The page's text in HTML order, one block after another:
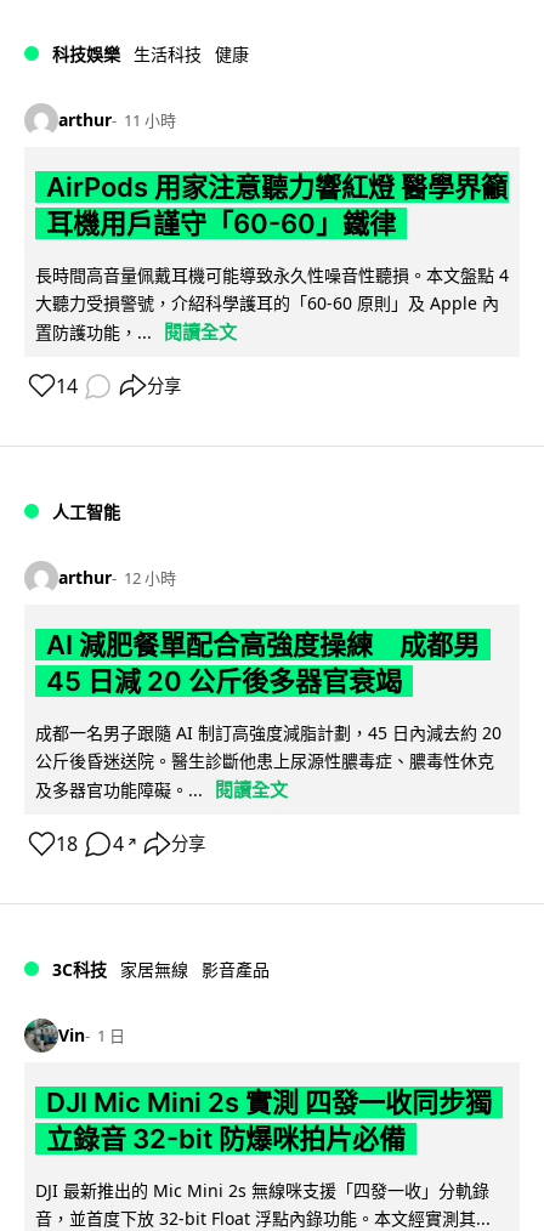
科技娛樂 生活科技 健康
arthur 11 小時
AirPods 用家注意聽力響紅燈 醫學界籲
耳機用戶謹守「60-60」鐵律
長時間高音量佩戴耳機可能導致永久性噪音性聽損。本文盤點 4
大聽力受損警號，介紹科學護耳的「60-60 原則」及 Apple 內
置防護功能，...
閱讀全文
14 分享
人工智能
arthur 12 小時
AI 減肥餐單配合高強度操練 成都男
45 日減 20 公斤後多器官衰竭
成都一名男子跟隨 AI 制訂高強度減脂計劃，45 日內減去約 20
公斤後昏迷送院。醫生診斷他患上尿源性膿毒症、膿毒性休克
及多器官功能障礙。...
閱讀全文
18 4 ↗ 分享
3C科技 家居無線 影音產品
Vin 1 日
DJI Mic Mini 2s 實測 四發一收同步獨
立錄音 32-bit 防爆咪拍片必備
DJI 最新推出的 Mic Mini 2s 無線咪支援「四發一收」分軌錄
音，並首度下放 32-bit Float 浮點內錄功能。本文經實測其...